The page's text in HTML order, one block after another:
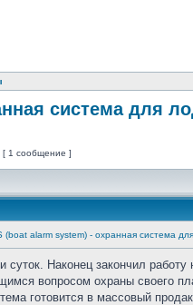
система для
[ 1 сообщение ]
(boat alarm system) - охранная система
суток. Наконец закончил
вопросом охраны своего
готовится в массовый